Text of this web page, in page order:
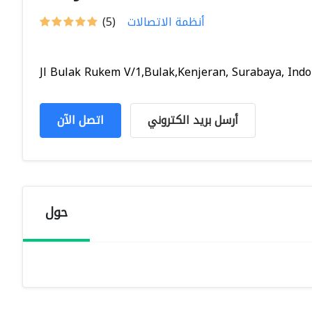
(5) أنظمة الاتصالات
Jl Bulak Rukem V/1,Bulak,Kenjeran, Surabaya,
اتصل الآن أرسل بريد الكتروني
حول